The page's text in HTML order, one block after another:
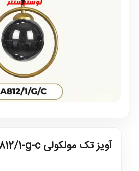
آویز تک مولکولی A812/1-g-c